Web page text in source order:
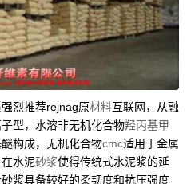
烈推荐rejnag原材料互联网，从融
型，水溶非无机化合物羟丙基甲
构成，无机化合物cmc适用于金属
水泥砂浆使得传统式水泥浆的延
浆具备较好的柔韧度和抗压强度